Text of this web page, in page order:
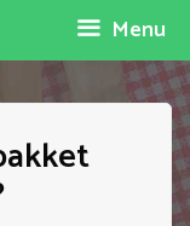
Menu